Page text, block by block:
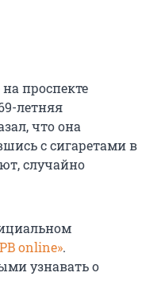
проспекте
летняя
что она
с сигаретами в
случайно
online».
узнавать о